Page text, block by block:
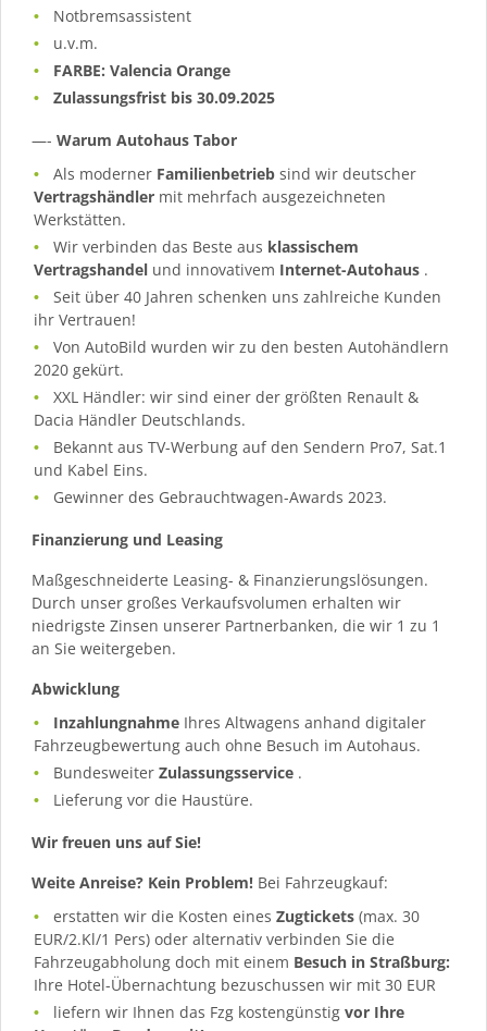
Notbremsassistent
u.v.m.
FARBE: Valencia Orange
Zulassungsfrist bis 30.09.2025
—- Warum Autohaus Tabor
Als moderner Familienbetrieb sind wir deutscher
Vertragshändler mit mehrfach ausgezeichneten
Werkstätten.
Wir verbinden das Beste aus klassischem
Vertragshandel und innovativem Internet-Autohaus .
Seit über 40 Jahren schenken uns zahlreiche Kunden
ihr Vertrauen!
Von AutoBild wurden wir zu den besten Autohändlern
2020 gekürt.
XXL Händler: wir sind einer der größten Renault &
Dacia Händler Deutschlands.
Bekannt aus TV-Werbung auf den Sendern Pro7, Sat.1
und Kabel Eins.
Gewinner des Gebrauchtwagen-Awards 2023.
Finanzierung und Leasing
Maßgeschneiderte Leasing- & Finanzierungslösungen.
Durch unser großes Verkaufsvolumen erhalten wir
niedrigste Zinsen unserer Partnerbanken, die wir 1 zu 1
an Sie weitergeben.
Abwicklung
Inzahlungnahme Ihres Altwagens anhand digitaler
Fahrzeugbewertung auch ohne Besuch im Autohaus.
BundesweiterZulassungsservice .
Lieferung vor die Haustüre.
Wir freuen uns auf Sie!
Weite Anreise? Kein Problem! Bei Fahrzeugkauf:
erstatten wir die Kosten einesZugtickets (max. 30
EUR/2.Kl/1 Pers) oder alternativ verbinden Sie die
Fahrzeugabholung doch mit einem Besuch in Straßburg:
Ihre Hotel-Übernachtung bezuschussen wir mit 30 EUR
liefern wir Ihnen das Fzg kostengünstigvor Ihre